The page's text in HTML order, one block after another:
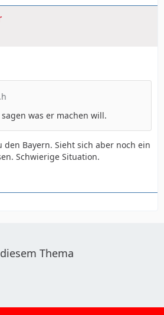
was er machen will.
den Bayern. Sieht sich aber noch ein
Schwierige Situation.
Thema